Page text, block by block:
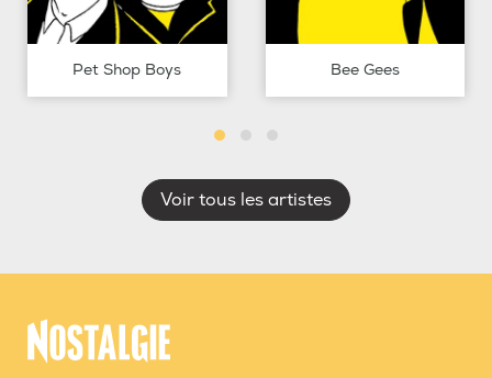
Pet Shop Boys Bee Gees
Voir tous les artistes